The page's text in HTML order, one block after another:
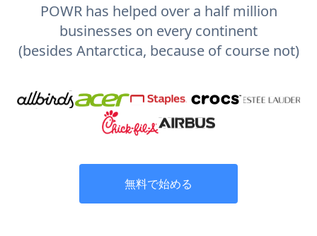
POWR has helped over a half million
businesses on every continent
(besides Antarctica, because of course not)
無料で始める